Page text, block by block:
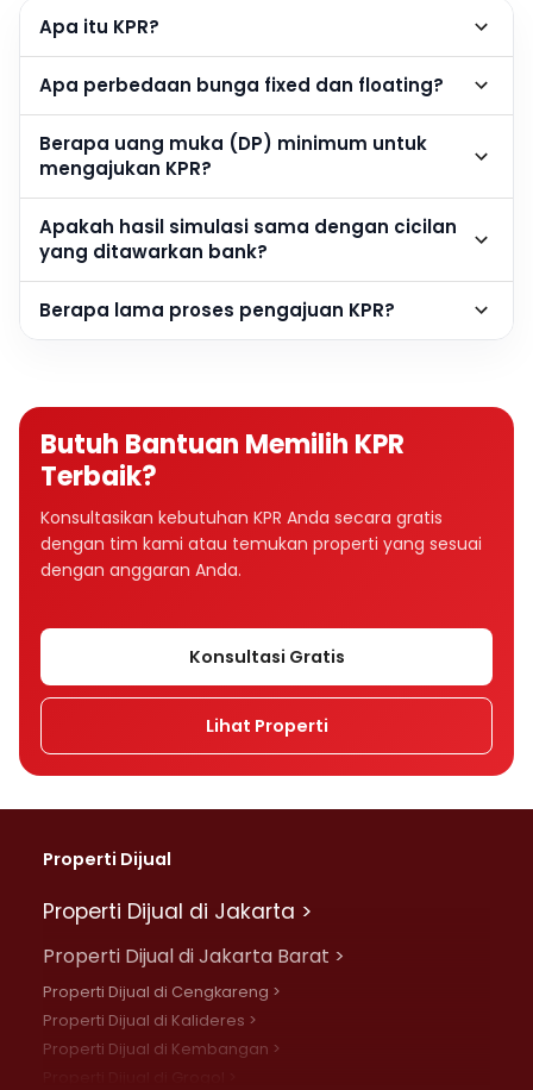
Apa itu KPR?
Apa perbedaan bunga fixed dan floating?
Berapa uang muka (DP) minimum untuk
mengajukan KPR?
Apakah hasil simulasi sama dengan cicilan
yang ditawarkan bank?
Berapa lama proses pengajuan KPR?
Butuh Bantuan Memilih KPR
Terbaik?
Konsultasikan kebutuhan KPR Anda secara gratis
dengan tim kami atau temukan properti yang sesuai
dengan anggaran Anda.
Konsultasi Gratis
Lihat Properti
Properti Dijual
Properti Dijual di Jakarta >
Properti Dijual di Jakarta Barat >
Properti Dijual di Cengkareng >
Properti Dijual di Kalideres >
Properti Dijual di Kembangan >